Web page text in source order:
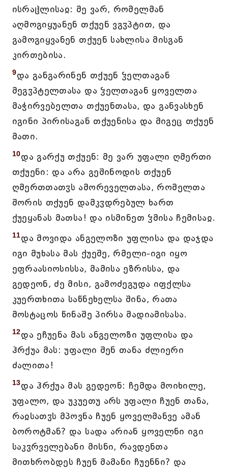
ისრაჱლისაჲ: მე ვარ, რომელმან
აღმოგიყუანენ თქუენ ვგჳპტით, და
გამოგიყვანენ თქუენ სახლისა მისგან
კირთებისა.
9და განგარინენ თქუენ ჴელთაგან
მეგჳპტელთასა და ჴელთაგან ყოველთა
მაჭირვებელთა თქუენთასა, და განვასხენ
იგინი პირისაგან თქუენისა და მიგეც თქუენ
მათი.
10და გარქუ თქუენ: მე ვარ უფალი ღმერთი
თქუენი: და არა გეშინოდის თქუენ
ღმერთთათჳს ამორეველთასა, რომელთა
შორის თქუენ დამკჳდრებულ ხართ
ქუეყანას მათსა! და ისმინეთ ჴმისა ჩემისაჲ.
11და მოვიდა ანგელოზი უფლისა და დაჯდა
იგი მუხასა მას ქუეშე, რმელი-იგი იყო
ეფრაასიოსისსა, მამისა ეზრისსა, და
გედეონ, ძე მისი, გამოძეგუდა იფქლსა
კუერთხითა საწნეხელსა შინა, რათა
მოსტაცოს წინაშე პირსა მადიამისასა.
12და ეჩუენა მას ანგელოზი უფლისა და
ჰრქუა მას: უფალი შენ თანა ძლიერი
ძალითა!
13და ჰრქუა მას გედეონ: ჩემდა მოიხილე,
უფალო, და უკუეთუ არს უფალი ჩუენ თანა,
რაჲსათჳს მპოვნა ჩუენ ყოველმანვე ამან
ბოროტმან? და სადა არიან ყოველნი იგი
საკჳრველებანი მისნი, რავდენთა
მითხრობდეს ჩუენ მამანი ჩუენნი? და